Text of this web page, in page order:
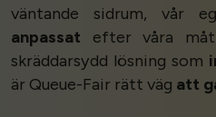
väntande sidrum, vår
anpassat efter våra
skräddarsydd lösning som
är Queue-Fair rätt väg att